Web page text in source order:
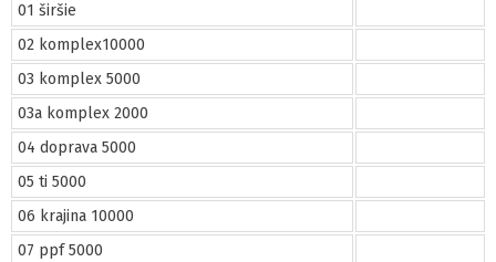
01 širšie
02 komplex10000
03 komplex 5000
03a komplex 2000
04 doprava 5000
05 ti 5000
06 krajina 10000
07 ppf 5000